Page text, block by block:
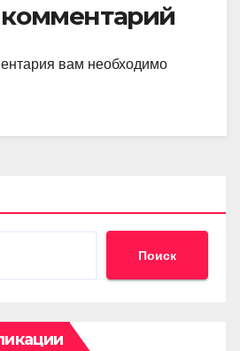
вам необходимо
Поиск